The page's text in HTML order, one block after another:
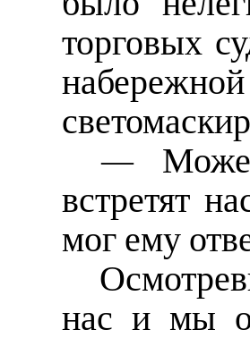
торговых
—
встретят
мог ему
нас и мы